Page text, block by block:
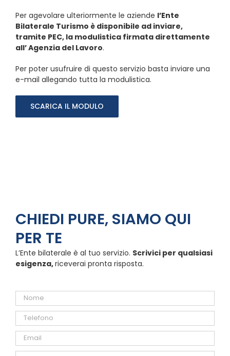
Per agevolare ulteriormente le aziende l’Ente
Bilaterale Turismo è disponibile ad inviare,
tramite PEC, la modulistica firmata direttamente
all’ Agenzia del Lavoro.
Per poter usufruire di questo servizio basta inviare una
e-mail allegando tutta la modulistica.
SCARICA IL MODULO
CHIEDI PURE, SIAMO QUI
PER TE
L’Ente bilaterale è al tuo servizio. Scrivici per qualsiasi
esigenza,riceverai pronta risposta.